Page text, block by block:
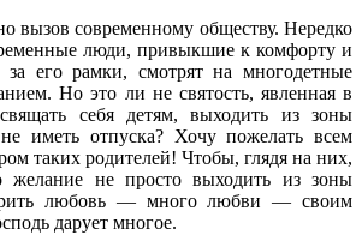
вызов современному обществу. Нередко
люди, привыкшие к комфорту и
за его рамки, смотрят на многодетные
Но это ли не святость, явленная в
себя детям, выходить из зоны
иметь отпуска? Хочу пожелать всем
таких родителей! Чтобы, глядя на них,
желание не просто выходить из зоны
любовь — много любви — своим
дарует многое.